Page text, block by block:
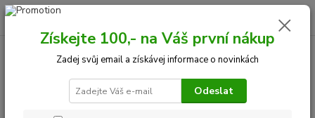
+420 534 534 863
0,00 Kč
Získejte 100,- na Váš první nákup
Zadej svůj email a získávej informace o novinkách
Odeslat